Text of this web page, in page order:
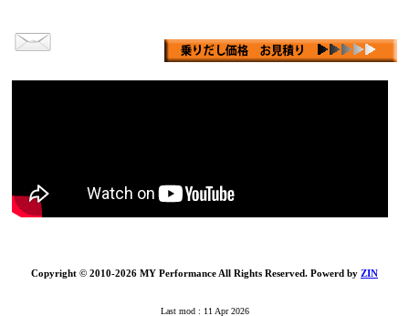
Copyright © 2010-2026 MY Performance All Rights Reserved. Powerd by ZIN
Last mod : 11 Apr 2026